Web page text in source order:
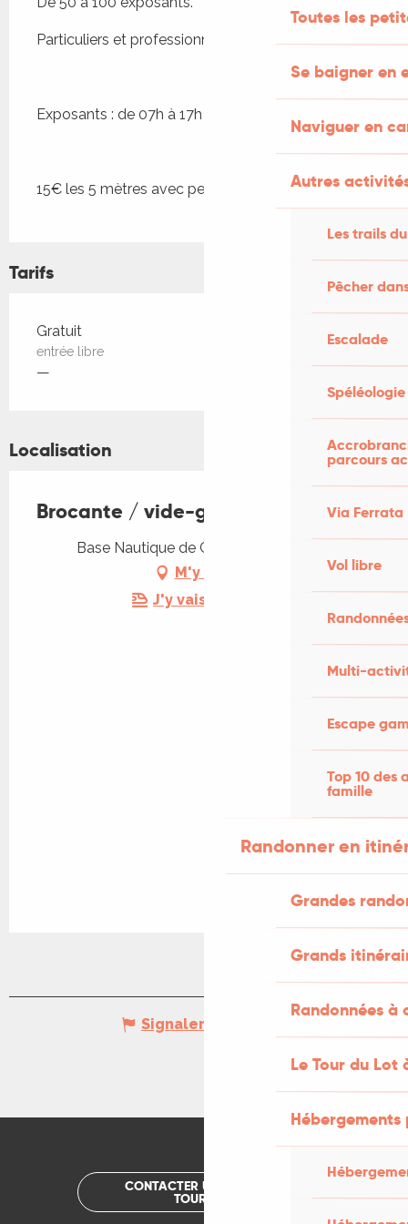
Toutes les
Se baigner en
Naviguer en
Autres
Les trails
Pêcher
Escalade
Spéléologie
parcours
Via Ferrata
Vol libre
Multi-
Escape
Top 10 des
famille
Randonner en
Grandes
Grands
Randonnées
Le Tour du Lot
Particuliers et professionnels.
Exposants : de 07h à 17h
15€ les 5 mètres avec petit véhicule, 3€/ml
Tarifs
Tarifs 2026
Gratuit
entrée libre
—
Localisation
Brocante / vide-greniers à Caïx
Base Nautique de Caïx, 46140 Luzech
M'y rendre
J'y vais en train !
Signaler une erreur
CONTACTER UN OFFICE DE
TOURISME